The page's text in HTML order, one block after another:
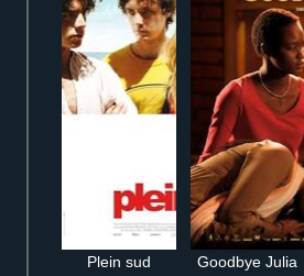
Plein sud Goodbye Julia